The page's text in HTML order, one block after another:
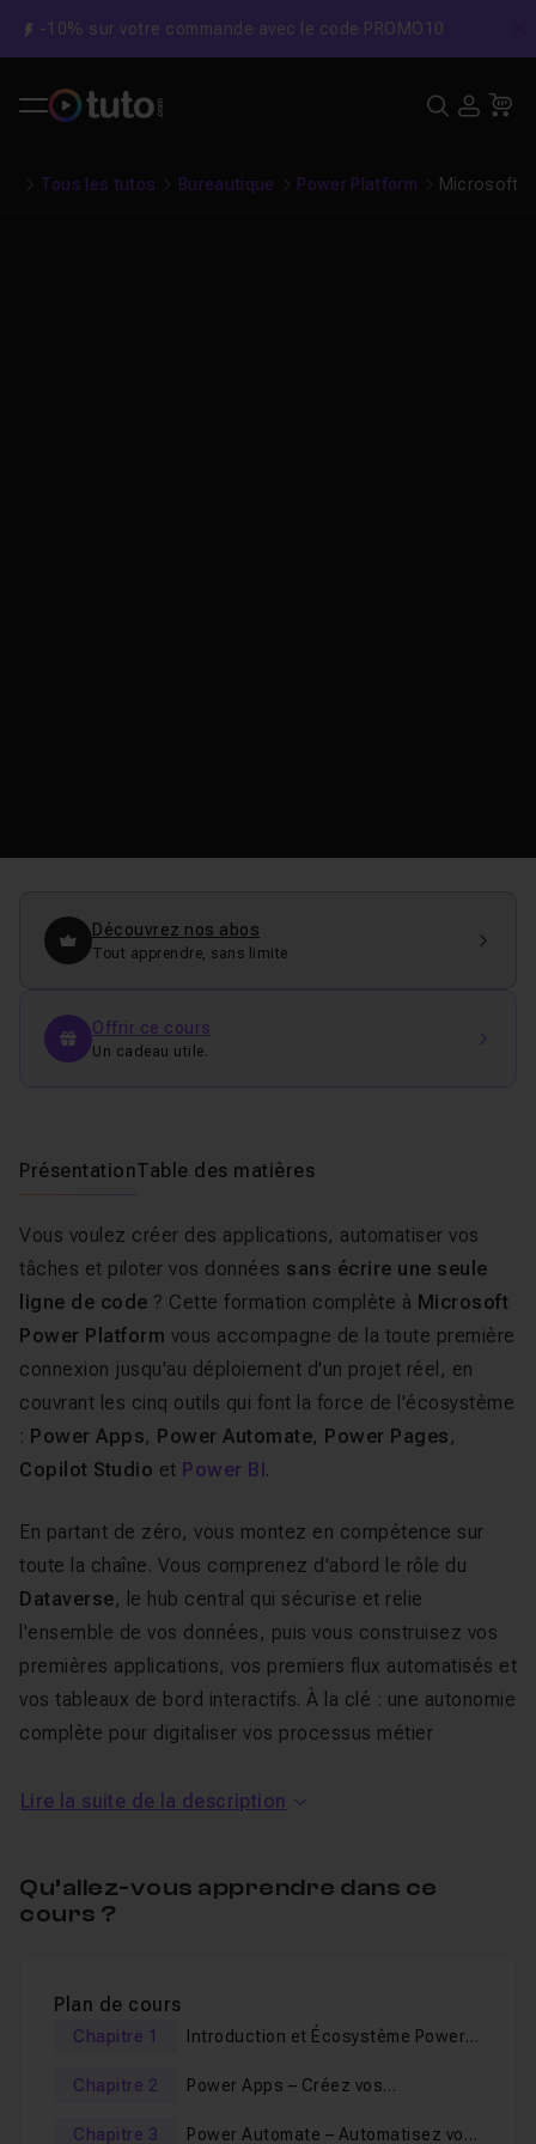
-10% sur votre commande avec le code PROMO10
Tous les tutos Bureautique Power Platform Microsoft
Découvrez nos abos
Tout apprendre, sans limite
Offrir ce cours
Un cadeau utile.
PrésentationTable des matières
Vous voulez créer des applications, automatiser vos
tâches et piloter vos données sans écrire une seule
ligne de code ? Cette formation complète à Microsoft
Power Platform vous accompagne de la toute première
connexion jusqu'au déploiement d'un projet réel, en
couvrant les cinq outils qui font la force de l'écosystème
: Power Apps, Power Automate, Power Pages ,
Copilot Studio et Power BI.
En partant de zéro, vous montez en compétence sur
toute la chaîne. Vous comprenez d'abord le rôle du
Dataverse, le hub central qui sécurise et relie
l'ensemble de vos données, puis vous construisez vos
premières applications, vos premiers flux automatisés et
vos tableaux de bord interactifs. À la clé : une autonomie
complète pour digitaliser vos processus métier
Concrètement, voici ce que vous allez maîtriser étape
Power Apps: créer des applications métier de A à
Z, connecter vos bases Excel, personnaliser vos écrans
Power Automate
répétitives grâce aux flux, en maîtrisant les
déclencheurs, les actions et la logique conditionnelle
Lire la suite de la description
Qu’allez-vous apprendre dans ce
cours ?
Plan de cours
Chapitre 1
Introduction et Écosystème Power
Chapitre 2
Power Apps – Créez vos
Chapitre 3
Power Automate – Automatisez vos